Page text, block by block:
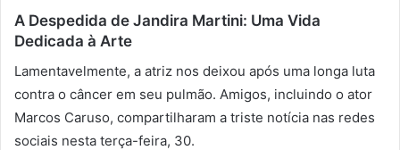
A Despedida de Jandira Martini: Uma Vida
Dedicada à Arte
Lamentavelmente, a atriz nos deixou após uma longa luta
contra o câncer em seu pulmão. Amigos, incluindo o ator
Marcos Caruso, compartilharam a triste notícia nas redes
sociais nesta terça-feira, 30.